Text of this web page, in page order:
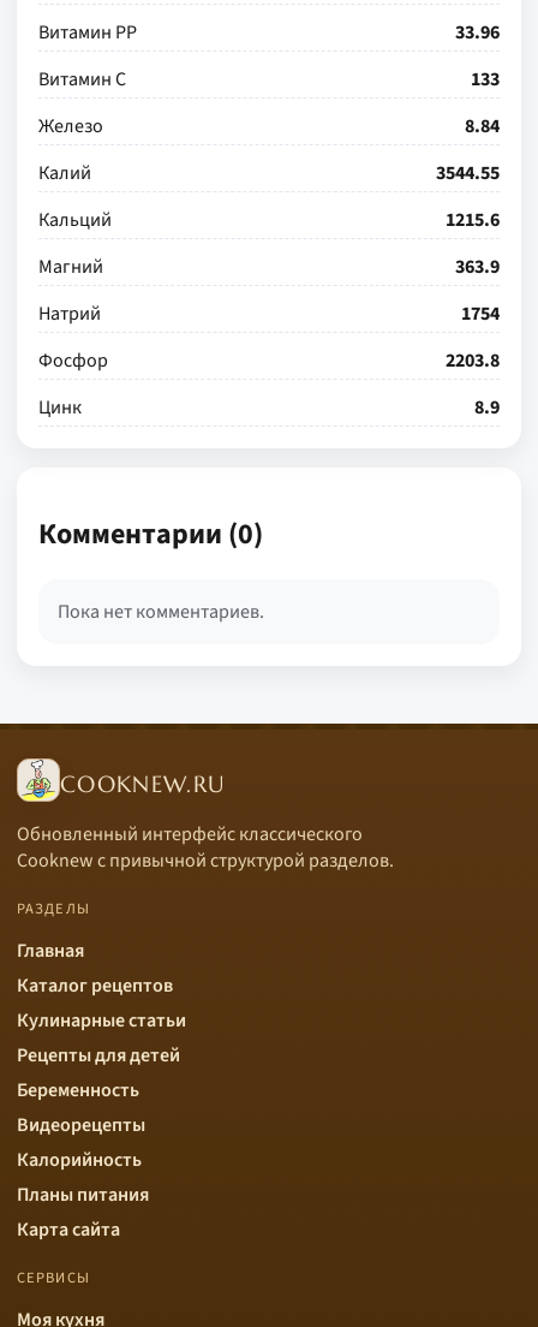
Витамин РР
33.96
Витамин С
133
Железо
8.84
Калий
3544.55
Кальций
1215.6
Магний
363.9
Натрий
1754
Фосфор
2203.8
Цинк
8.9
Комментарии (0)
Пока нет комментариев.
COOKNEW.RU
Обновленный интерфейс классического
Cooknew с привычной структурой разделов.
РАЗДЕЛЫ
Главная
Каталог рецептов
Кулинарные статьи
Рецепты для детей
Беременность
Видеорецепты
Калорийность
Планы питания
Карта сайта
СЕРВИСЫ
Моя кухня